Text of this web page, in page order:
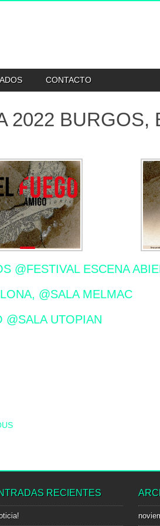
CONTACTO
2022 BURGOS,
@FESTIVAL ESCENA
@SALA MELMAC
@SALA UTOPIAN
NAVIGATION
RECIENTES